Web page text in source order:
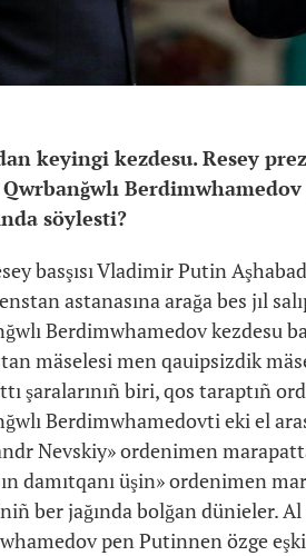
keyingi kezdesu. Resey
Qwrbanğwlı
söylesti?
basşısı Vladimir Putin
astanasına arağa bes jıl
Berdimwhamedov kezdesu
mäselesi men qauipsizdik
şaralarınıñ biri, qos taraptıñ
Berdimwhamedovti eki el
Nevskiy» ordenimen
damıtqanı üşin» ordenimen
ber jağında bolğan dünieler. Al
pen Putinnen özge